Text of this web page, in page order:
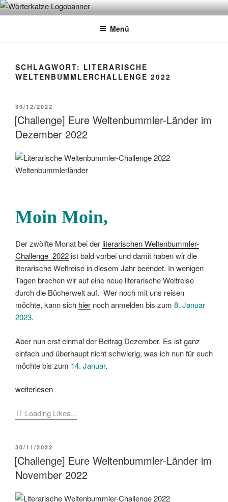
Zum
InhaltWÖRTERKATZE
Von Büchern erzählen
Menü
SCHLAGWORT: LITERARISCHE
WELTENBUMMLERCHALLENGE 2022
VERÖFFENTLICHT
AM
30/12/2022
[Challenge] Eure Weltenbummler-Länder im
Dezember 2022
Moin Moin,
Der zwölfte Monat bei der literarischen Weltenbummler-
Challenge 2022 ist bald vorbei und damit haben wir die
literarische Weltreise in diesem Jahr beendet. In wenigen
Tagen brechen wir auf eine neue literarische Weltreise
durch die Bücherwelt auf. Wer noch mit uns reisen
möchte, kann sich hier noch anmelden bis zum 8. Januar
2023.
Aber nun erst einmal der Beitrag Dezember. Es ist ganz
einfach und überhaupt nicht schwierig, was ich nun für euch
möchte bis zum 14. Januar.
„[Challenge]
Weltenbummler-
Dezember
2022“
weiterlesen
Loading Likes...
VERÖFFENTLICHT
AM
30/11/2022
[Challenge] Eure Weltenbummler-Länder im
November 2022